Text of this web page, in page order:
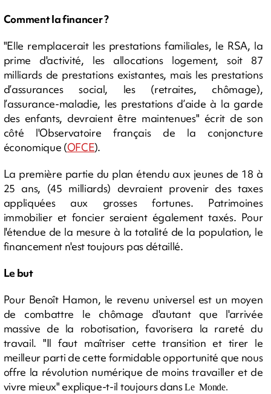
Comment la financer ?
"Elle remplacerait les prestations familiales, le RSA, la
prime d'activité, les allocations logement, soit 87
milliards de prestations existantes, mais les prestations
d’assurances social, les (retraites, chômage),
l’assurance-maladie, les prestations d’aide à la garde
des enfants, devraient être maintenues" écrit de son
côté l'Observatoire français de la conjoncture
économique (OFCE).
La première partie du plan étendu aux jeunes de 18 à
25 ans, (45 milliards) devraient provenir des taxes
appliquées aux grosses fortunes. Patrimoines
immobilier et foncier seraient également taxés. Pour
l'étendue de la mesure à la totalité de la population, le
financement n'est toujours pas détaillé.
Le but
Pour Benoît Hamon, le revenu universel est un moyen
de combattre le chômage d'autant que l'arrivée
massive de la robotisation, favorisera la rareté du
travail. "Il faut maîtriser cette transition et tirer le
meilleur parti de cette formidable opportunité que nous
offre la révolution numérique de moins travailler et de
vivre mieux" explique-t-il toujours dansLe Monde.